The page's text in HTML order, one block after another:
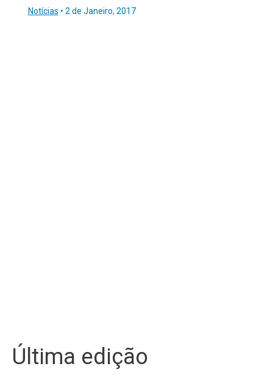
Notícias • 2 de Janeiro, 2017
Última edição